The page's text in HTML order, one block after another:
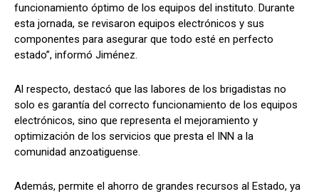
funcionamiento óptimo de los equipos del instituto. Durante
esta jornada, se revisaron equipos electrónicos y sus
componentes para asegurar que todo esté en perfecto
estado”, informó Jiménez.
Al respecto, destacó que las labores de los brigadistas no
solo es garantía del correcto funcionamiento de los equipos
electrónicos, sino que representa el mejoramiento y
optimización de los servicios que presta el INN a la
comunidad anzoatiguense.
Además, permite el ahorro de grandes recursos al Estado, ya